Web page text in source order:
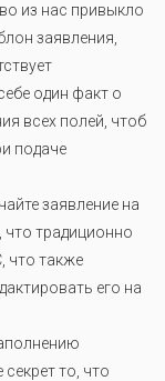
из нас привыкло
заявления,
один факт о
всех полей, чтоб
подаче
заявление на
что традиционно
что также
его на
то, что